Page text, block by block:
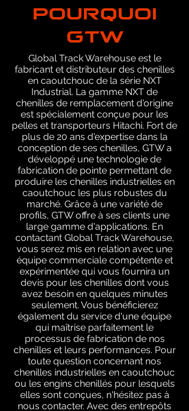
POURQUOI
GTW
Global Track Warehouse est le
fabricant et distributeur des chenilles
en caoutchouc de la série NXT
Industrial. La gamme NXT de
chenilles de remplacement d'origine
est spécialement conçue pour les
pelles et transporteurs Hitachi. Fort de
plus de 20 ans d'expertise dans la
conception de ses chenilles, GTW a
développé une technologie de
fabrication de pointe permettant de
produire les chenilles industrielles en
caoutchouc les plus robustes du
marché. Grâce à une variété de
profils, GTW offre à ses clients une
large gamme d'applications. En
contactant Global Track Warehouse,
vous serez mis en relation avec une
équipe commerciale compétente et
expérimentée qui vous fournira un
devis pour les chenilles dont vous
avez besoin en quelques minutes
seulement. Vous bénéficierez
également du service d'une équipe
qui maîtrise parfaitement le
processus de fabrication de nos
chenilles et leurs performances. Pour
toute question concernant nos
chenilles industrielles en caoutchouc
ou les engins chenillés pour lesquels
elles sont conçues, n'hésitez pas à
nous contacter. Avec des entrepôts